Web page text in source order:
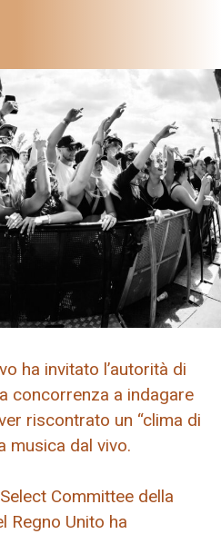
ha invitato l’autorità di
concorrenza a indagare
riscontrato un “clima di
musica dal vivo.
Committee della
Regno Unito ha